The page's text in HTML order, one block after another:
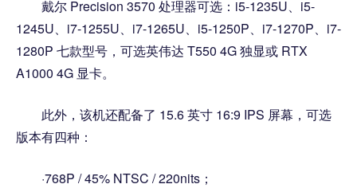
戴尔 Precision 3570 处理器可选：i5-1235U、i5-
1245U、i7-1255U、i7-1265U、i5-1250P、i7-1270P、i7-
1280P 七款型号，可选英伟达 T550 4G 独显或 RTX
A1000 4G 显卡。
此外，该机还配备了 15.6 英寸 16:9 IPS 屏幕，可选
版本有四种：
·768P / 45% NTSC / 220nits；